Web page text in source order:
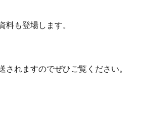
も登場します。
れますのでぜひご覧ください。